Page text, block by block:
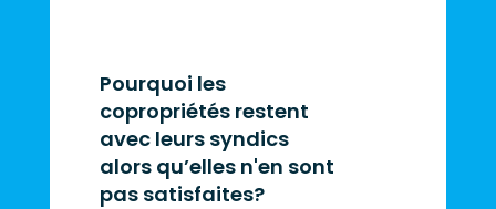
Pourquoi les
copropriétés restent
avec leurs syndics
alors qu’elles n'en sont
pas satisfaites?